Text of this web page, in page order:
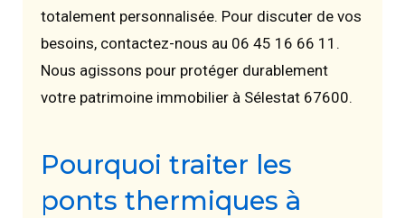
totalement personnalisée. Pour discuter de vos
besoins, contactez-nous au 06 45 16 66 11.
Nous agissons pour protéger durablement
votre patrimoine immobilier à Sélestat 67600.
Pourquoi traiter les
ponts thermiques à